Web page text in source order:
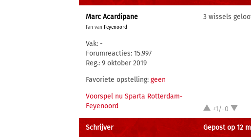
Marc Acardipane
Fan van Feyenoord
Vak: -
Forumreacties: 15.997
Reg.: 9 oktober 2019
Favoriete opstelling: geen
Voorspel nu Sparta Rotterdam-
Feyenoord
3 wissels
+1/-0
Schrijver Gepost op 12